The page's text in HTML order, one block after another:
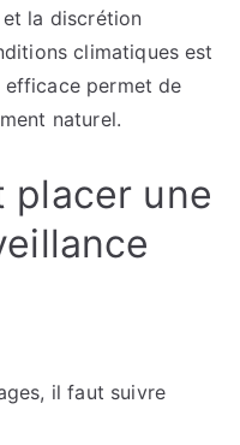
la discrétion
climatiques est
efficace permet de
naturel.
placer une
il faut suivre